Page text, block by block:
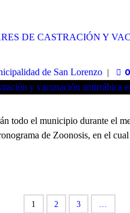
DE CASTRACIÓN Y
de San Lorenzo
todo el municipio durante el
de Zoonosis, en el
1
2 3